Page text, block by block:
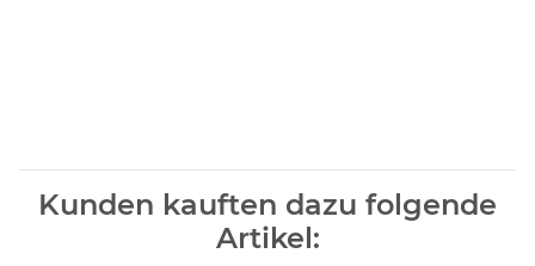
Kunden kauften dazu folgende
Artikel: